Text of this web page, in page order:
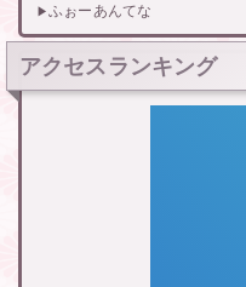
ふぉーあんてな
アクセスランキング